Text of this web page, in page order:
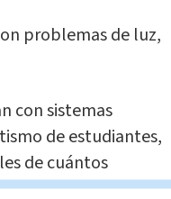
problemas de luz,
con sistemas
de estudiantes,
de cuántos